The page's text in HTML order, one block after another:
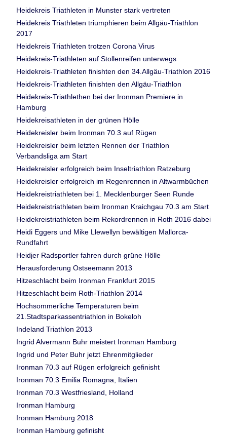
Heidekreis Triathleten in Munster stark vertreten
Heidekreis Triathleten triumphieren beim Allgäu-Triathlon
2017
Heidekreis Triathleten trotzen Corona Virus
Heidekreis-Triathleten auf Stollenreifen unterwegs
Heidekreis-Triathleten finishten den 34.Allgäu-Triathlon 2016
Heidekreis-Triathleten finishten den Allgäu-Triathlon
Heidekreis-Triathlethen bei der Ironman Premiere in
Hamburg
Heidekreisathleten in der grünen Hölle
Heidekreisler beim Ironman 70.3 auf Rügen
Heidekreisler beim letzten Rennen der Triathlon
Verbandsliga am Start
Heidekreisler erfolgreich beim Inseltriathlon Ratzeburg
Heidekreisler erfolgreich im Regenrennen in Altwarmbüchen
Heidekreistriathleten bei 1. Mecklenburger Seen Runde
Heidekreistriathleten beim Ironman Kraichgau 70.3 am Start
Heidekreistriathleten beim Rekordrennen in Roth 2016 dabei
Heidi Eggers und Mike Llewellyn bewältigen Mallorca-
Rundfahrt
Heidjer Radsportler fahren durch grüne Hölle
Herausforderung Ostseemann 2013
Hitzeschlacht beim Ironman Frankfurt 2015
Hitzeschlacht beim Roth-Triathlon 2014
Hochsommerliche Temperaturen beim
21.Stadtsparkassentriathlon in Bokeloh
Indeland Triathlon 2013
Ingrid Alvermann Buhr meistert Ironman Hamburg
Ingrid und Peter Buhr jetzt Ehrenmitglieder
Ironman 70.3 auf Rügen erfolgreich gefinisht
Ironman 70.3 Emilia Romagna, Italien
Ironman 70.3 Westfriesland, Holland
Ironman Hamburg
Ironman Hamburg 2018
Ironman Hamburg gefinisht